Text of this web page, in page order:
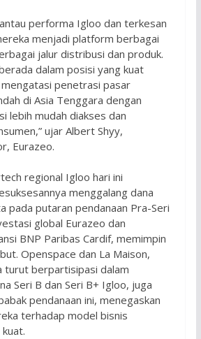
performa Igloo dan terkesan
menjadi platform berbagai
jalur distribusi dan produk.
dalam posisi yang kuat
penetrasi pasar
di Asia Tenggara dengan
lebih mudah diakses dan
ujar Albert Shyy,
Eurazeo.
regional Igloo hari ini
menggalang dana
pada putaran pendanaan Pra-Seri
global Eurazeo dan
BNP Paribas Cardif, memimpin
Openspace dan La Maison,
turut berpartisipasi dalam
Seri B dan Seri B+ Igloo, juga
pendanaan ini, menegaskan
terhadap model bisnis